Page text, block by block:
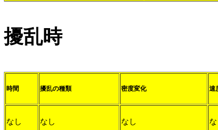
擾乱時
時間 擾乱の種類 密度変化 速
なし なし なし